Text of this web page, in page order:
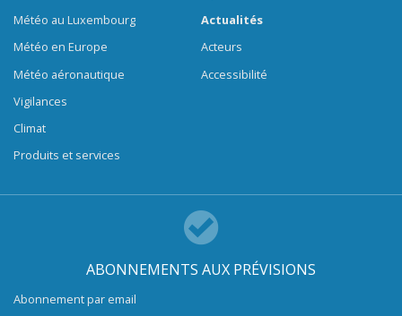
Météo au Luxembourg
Météo en Europe
Météo aéronautique
Vigilances
Climat
Produits et services
Actualités
Acteurs
Accessibilité
ABONNEMENTS AUX PRÉVISIONS
Abonnement par email